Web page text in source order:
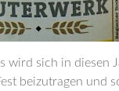
wird sich in diesen
beizutragen